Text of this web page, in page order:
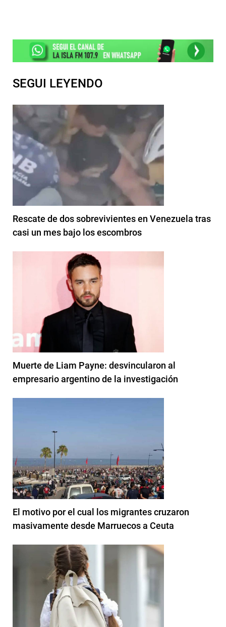
SEGUI LEYENDO
Rescate de dos sobrevivientes en Venezuela tras
casi un mes bajo los escombros
Muerte de Liam Payne: desvincularon al
empresario argentino de la investigación
El motivo por el cual los migrantes cruzaron
masivamente desde Marruecos a Ceuta